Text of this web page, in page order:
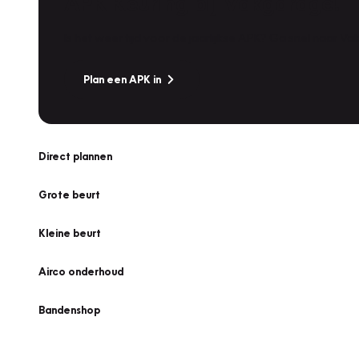
Plan een APK in
Direct plannen
Grote beurt
Kleine beurt
Airco onderhoud
Bandenshop